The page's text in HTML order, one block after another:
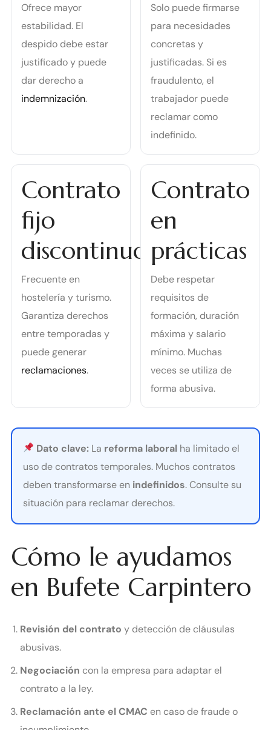
Ofrece mayor
estabilidad. El
despido debe estar
justificado y puede
dar derecho a
indemnización.
Solo puede firmarse
para necesidades
concretas y
justificadas. Si es
fraudulento, el
trabajador puede
reclamar como
indefinido.
Contrato
fijo
discontinuo
Frecuente en
hostelería y turismo.
Garantiza derechos
entre temporadas y
puede generar
reclamaciones.
Contrato
en
prácticas
Debe respetar
requisitos de
formación, duración
máxima y salario
mínimo. Muchas
veces se utiliza de
forma abusiva.
Dato clave: La reforma laboral ha limitado el
uso de contratos temporales. Muchos contratos
deben transformarse en indefinidos. Consulte su
situación para reclamar derechos.
Cómo le ayudamos
en Bufete Carpintero
Revisión del contrato y detección de cláusulas
abusivas.
Negociación con la empresa para adaptar el
contrato a la ley.
Reclamación ante el CMAC en caso de fraude o